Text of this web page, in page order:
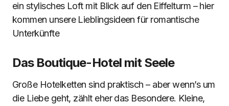
ein stylisches Loft mit Blick auf den Eiffelturm – hier
kommen unsere Lieblingsideen für romantische
Unterkünfte
Das Boutique-Hotel mit Seele
Große Hotelketten sind praktisch – aber wenn’s um
die Liebe geht, zählt eher das Besondere. Kleine,